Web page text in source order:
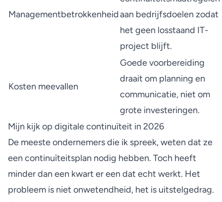
Managementbetrokkenheidaan bedrijfsdoelen zodat
het geen losstaand IT-
project blijft.
Kosten meevallen
Goede voorbereiding
draait om planning en
communicatie, niet om
grote investeringen.
Mijn kijk op digitale continuïteit in 2026
De meeste ondernemers die ik spreek, weten dat ze
een continuïteitsplan nodig hebben. Toch heeft
minder dan een kwart er een dat echt werkt. Het
probleem is niet onwetendheid, het is uitstelgedrag.